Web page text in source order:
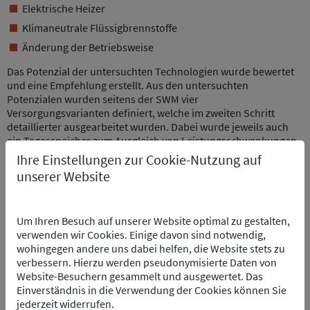
Elektrische Heizer
Klimaneutrale Flüssigbrennstoffe
Änderung der Betriebsweise
Das Potenzial der untersuchten Technologien wurde bewertet
und eine Empfehlung erstellt. Aus den untersuchten
Potenzialen wurden seitens der SWM vier
Versorgungsvarianten definiert, welche im zweiten Schritt
detaillierter ausgearbeitet wurden. Dabei wurde jeweils auch
ein Tagesspeicher zum Ausgleich von Leistungsschwankungen
betrachtet. Für jede Variante wurden die Investitions- und
Betriebskosten, der Flächenbedarf, der Genehmigungsaufwand
und der elektrische Energiebedarf ermittelt. Außerdem wurden
Aufstellungskonzept angefertigt.
LEISTUNGEN INP
Lastganganalyse
Detaillierte Potenzialanalyse
Ihre Einstellungen zur Cookie-Nutzung auf
unserer Website
Um Ihren Besuch auf unserer Website optimal zu gestalten,
verwenden wir Cookies. Einige davon sind notwendig,
wohingegen andere uns dabei helfen, die Website stets zu
verbessern. Hierzu werden pseudonymisierte Daten von
Website-Besuchern gesammelt und ausgewertet. Das
Einverständnis in die Verwendung der Cookies können Sie
jederzeit widerrufen.